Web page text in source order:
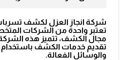
شركة انجاز العزل لكشف
تعتبر واحدة من الشركات
مجال الكشف، تتميز هذه الشركة
تقديم خدمات الكشف باستخدام
والوسائل الفعالة.